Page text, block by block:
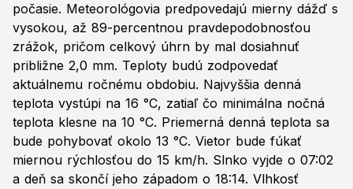
počasie. Meteorológovia predpovedajú mierny dážď s
vysokou, až 89-percentnou pravdepodobnosťou
zrážok, pričom celkový úhrn by mal dosiahnuť
približne 2,0 mm. Teploty budú zodpovedať
aktuálnemu ročnému obdobiu. Najvyššia denná
teplota vystúpi na 16 °C, zatiaľ čo minimálna nočná
teplota klesne na 10 °C. Priemerná denná teplota sa
bude pohybovať okolo 13 °C. Vietor bude fúkať
miernou rýchlosťou do 15 km/h. Slnko vyjde o 07:02
a deň sa skončí jeho západom o 18:14. Vlhkosť